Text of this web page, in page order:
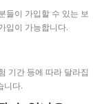
들이 가입할 수 있는 보
입이 가능합니다.
기간 등에 따라 달라집
니다.